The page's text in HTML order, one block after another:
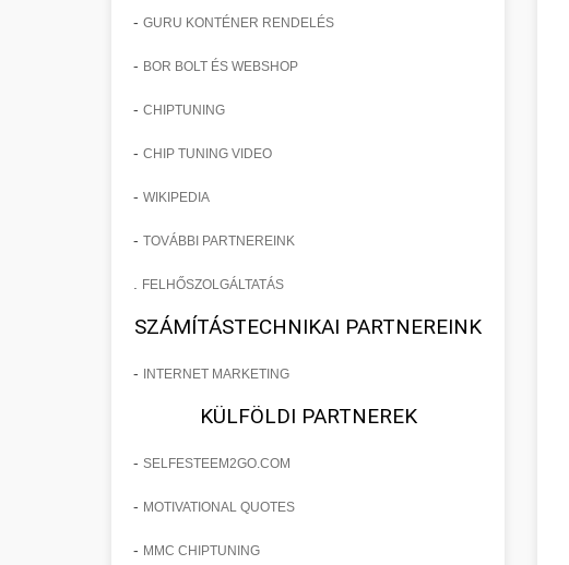
- GURU KONTÉNER RENDELÉS
- BOR BOLT ÉS WEBSHOP
- CHIPTUNING
- CHIP TUNING VIDEO
- WIKIPEDIA
- TOVÁBBI PARTNEREINK
FELHŐSZOLGÁLTATÁS
SZÁMÍTÁSTECHNIKAI PARTNEREINK
- INTERNET MARKETING
KÜLFÖLDI PARTNEREK
- SELFESTEEM2GO.COM
- MOTIVATIONAL QUOTES
- MMC CHIPTUNING